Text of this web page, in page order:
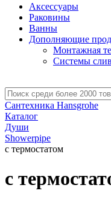
Аксессуары
Раковины
Ванны
Дополняющие
Монтажная
Системы
Сантехника Hansgrohe
Каталог
Души
Showerpipe
с термостатом
с